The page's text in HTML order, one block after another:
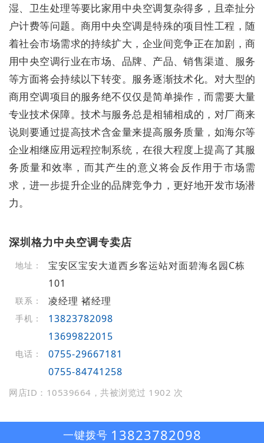
湿、卫生处理等要比家用中央空调复杂得多，且牵扯分
户计费等问题。商用中央空调是特殊的项目性工程，随
着社会市场需求的持续扩大，企业间竞争正在加剧，商
用中央空调行业在市场、品牌、产品、销售渠道、服务
等方面将会持续以下转变。服务逐渐技术化。对大型的
商用空调项目的服务绝不仅仅是简单操作，而需要大量
专业技术保障。技术与服务总是相辅相成的，对厂商来
说则要通过提高技术含金量来提高服务质量，如海尔等
企业相继应用远程控制系统，在很大程度上提高了其服
务质量和效率，而其产生的意义将会反作用于市场需
求，进一步提升企业的品牌竞争力，更好地开发市场潜
力。
深圳格力中央空调专卖店
地址：
宝安区宝安大道西乡客运站对面碧海名园C栋
101
联系： 凌经理 褚经理
手机：
13823782098
13699822015
电话：
0755-29667181
0755-84741258
网店ID：10539664，共被浏览过 1902 次
一键拨号 13823782098